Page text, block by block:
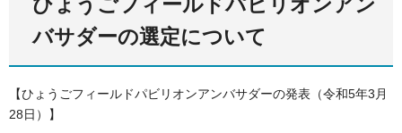
ひょうごフィールドパビリオンアン
バサダーの選定について
【ひょうごフィールドパビリオンアンバサダーの発表（令和5年3月
28日）】